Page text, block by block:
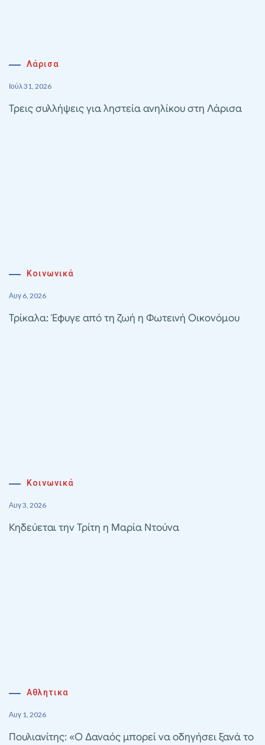
Λάρισα
Ιούλ 31, 2026
Τρεις συλλήψεις για ληστεία ανηλίκου στη Λάρισα
Κοινωνικά
Αυγ 6, 2026
Τρίκαλα: Έφυγε από τη ζωή η Φωτεινή Οικονόμου
Κοινωνικά
Αυγ 3, 2026
Κηδεύεται την Τρίτη η Μαρία Ντούνα
Αθλητικα
Αυγ 1, 2026
Πουλιανίτης: «Ο Δαναός μπορεί να οδηγήσει ξανά το